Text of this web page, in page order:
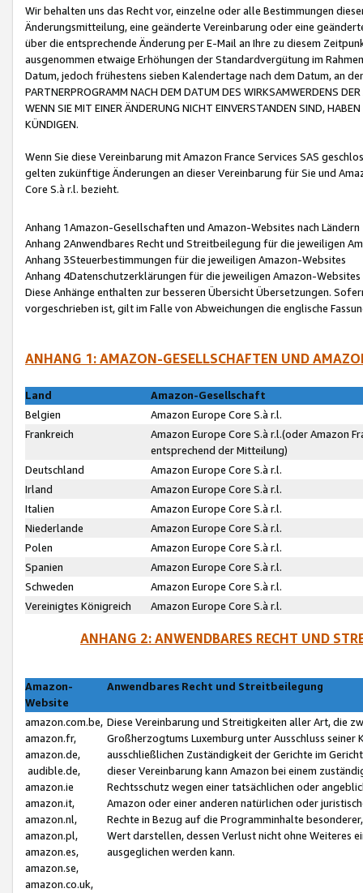
Wir behalten uns das Recht vor, einzelne oder alle Bestimmungen
Änderungsmitteilung, eine geänderte Vereinbarung oder eine
über die entsprechende Änderung per E-Mail an Ihre zu diesem
ausgenommen etwaige Erhöhungen der Standardvergütung im
Datum, jedoch frühestens sieben Kalendertage nach dem Datum, an
PARTNERPROGRAMM NACH DEM DATUM DES WIRKSAMWERDENS
WENN SIE MIT EINER ÄNDERUNG NICHT EINVERSTANDEN SIND,
KÜNDIGEN.
Wenn Sie diese Vereinbarung mit Amazon France Services SAS
gelten zukünftige Änderungen an dieser Vereinbarung für Sie und
Core S.à r.l. bezieht.
Anhang 1Amazon-Gesellschaften und Amazon-Websites nach Ländern
Anhang 2Anwendbares Recht und Streitbeilegung für die jeweiligen
Anhang 3Steuerbestimmungen für die jeweiligen Amazon-Websites
Anhang 4Datenschutzerklärungen für die jeweiligen Amazon-Websites
Diese Anhänge enthalten zur besseren Übersicht Übersetzungen.
vorgeschrieben ist, gilt im Falle von Abweichungen die englische
ANHANG 1: AMAZON-GESELLSCHAFTEN UND
Land
Amazon-Gesellschaft
Belgien
Amazon Europe Core S.à r.l.
Frankreich
Amazon Europe Core S.à r.l.(oder Amazon
entsprechend der Mitteilung)
Deutschland
Amazon Europe Core S.à r.l.
Irland
Amazon Europe Core S.à r.l.
Italien
Amazon Europe Core S.à r.l.
Niederlande
Amazon Europe Core S.à r.l.
Polen
Amazon Europe Core S.à r.l.
Spanien
Amazon Europe Core S.à r.l.
Schweden
Amazon Europe Core S.à r.l.
Vereinigtes Königreich
Amazon Europe Core S.à r.l.
ANHANG 2: ANWENDBARES RECHT UND
Amazon-
Website
Anwendbares Recht und Streitbeilegung
amazon.com.be,
amazon.fr,
amazon.de,
audible.de,
amazon.ie
amazon.it,
amazon.nl,
amazon.pl,
amazon.es,
amazon.se,
amazon.co.uk,
Diese Vereinbarung und Streitigkeiten aller Art, die
Großherzogtums Luxemburg unter Ausschluss
ausschließlichen Zuständigkeit der Gerichte im
dieser Vereinbarung kann Amazon bei einem
Rechtsschutz wegen einer tatsächlichen oder
Amazon oder einer anderen natürlichen oder
Rechte in Bezug auf die Programminhalte
Wert darstellen, dessen Verlust nicht ohne Weiteres
ausgeglichen werden kann.